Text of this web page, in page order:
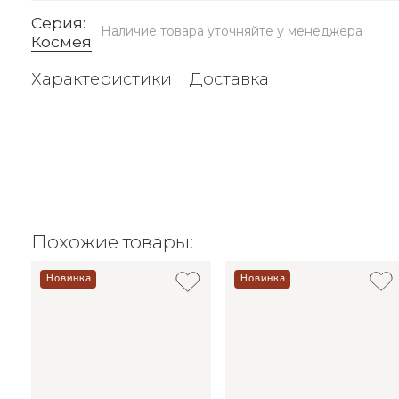
Серия:
Космея
Наличие товара уточняйте у менеджера
Характеристики Доставка
Похожие товары:
Новинка Новинка